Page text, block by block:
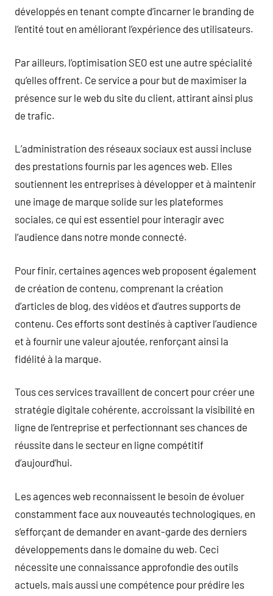
développés en tenant compte d’incarner le branding de
l’entité tout en améliorant l’expérience des utilisateurs.
Par ailleurs, l’optimisation SEO est une autre spécialité
qu’elles offrent. Ce service a pour but de maximiser la
présence sur le web du site du client, attirant ainsi plus
de trafic.
L’administration des réseaux sociaux est aussi incluse
des prestations fournis par les agences web. Elles
soutiennent les entreprises à développer et à maintenir
une image de marque solide sur les plateformes
sociales, ce qui est essentiel pour interagir avec
l’audience dans notre monde connecté.
Pour finir, certaines agences web proposent également
de création de contenu, comprenant la création
d’articles de blog, des vidéos et d’autres supports de
contenu. Ces efforts sont destinés à captiver l’audience
et à fournir une valeur ajoutée, renforçant ainsi la
fidélité à la marque.
Tous ces services travaillent de concert pour créer une
stratégie digitale cohérente, accroissant la visibilité en
ligne de l’entreprise et perfectionnant ses chances de
réussite dans le secteur en ligne compétitif
d’aujourd’hui.
Les agences web reconnaissent le besoin de évoluer
constamment face aux nouveautés technologiques, en
s’efforçant de demander en avant-garde des derniers
développements dans le domaine du web. Ceci
nécessite une connaissance approfondie des outils
actuels, mais aussi une compétence pour prédire les